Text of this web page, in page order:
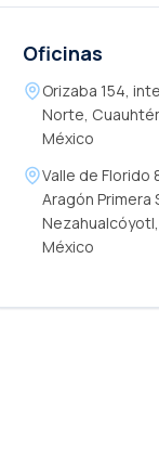
Oficinas
Orizaba 154,
Norte,
México
Valle de Florido
Aragón Primera
México